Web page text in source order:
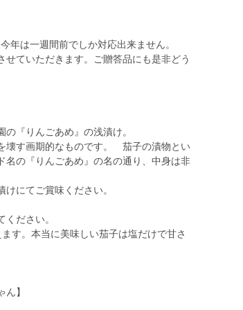
年は一週間前でしか対応出来ません。
ていただきます。ご贈答品にも是非どう
『りんごあめ』の浅漬け。
壊す画期的なものです。 茄子の漬物とい
名の『りんごあめ』の名の通り、中身は非
にてご賞味ください。
ださい。
す。本当に美味しい茄子は塩だけで甘さ
】